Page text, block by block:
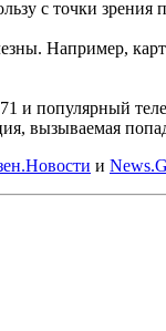
с точки
Например,
и популярный
вызываемая
и